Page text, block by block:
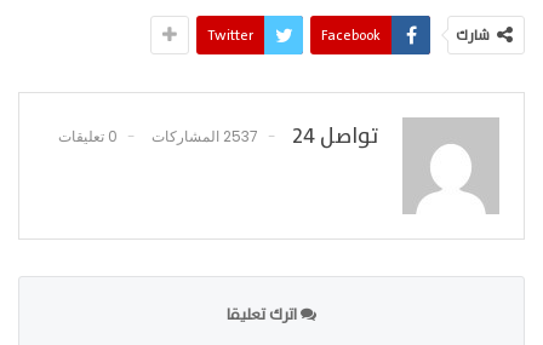
شارك Facebook
Twitter
تواصل 24 2537 المشاركات 0 تعليقات
اترك تعليقا